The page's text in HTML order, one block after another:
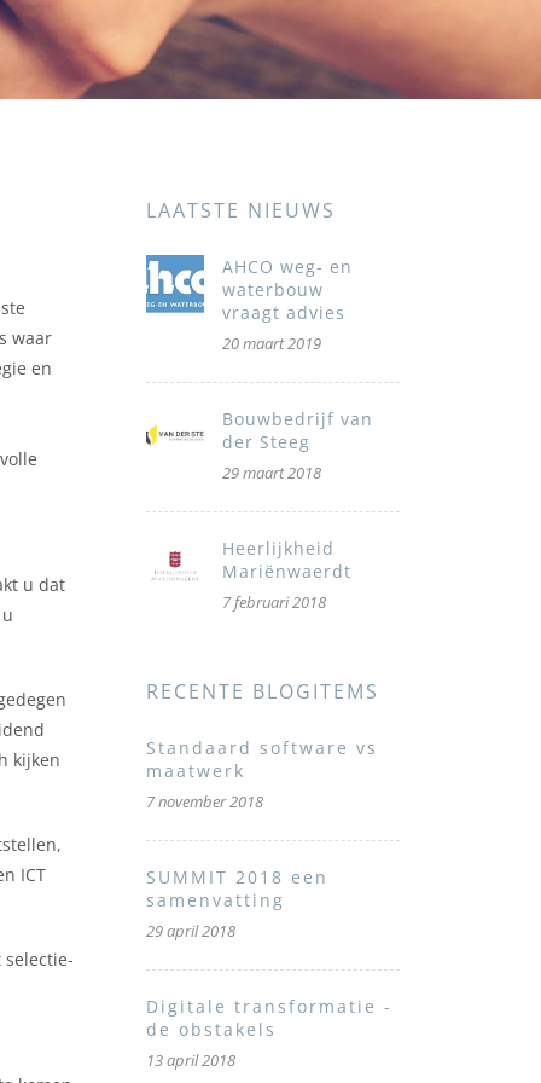
waar
en
u dat
kijken
ICT
LAATSTE NIEUWS
AHCO weg- en
waterbouw
vraagt advies
20 maart 2019
Bouwbedrijf van
der Steeg
29 maart 2018
Heerlijkheid
Mariënwaerdt
7 februari 2018
RECENTE BLOGITEMS
Standaard software vs
maatwerk
7 november 2018
SUMMIT 2018 een
samenvatting
29 april 2018
Digitale transformatie -
de obstakels
13 april 2018